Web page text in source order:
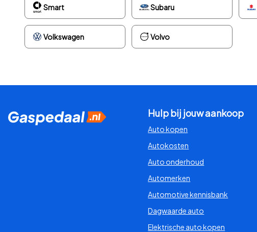
Smart Subaru
Volkswagen Volvo
Hulp bij jouw aankoop
Auto kopen
Autokosten
Auto onderhoud
Automerken
Automotive kennisbank
Dagwaarde auto
Elektrische auto kopen